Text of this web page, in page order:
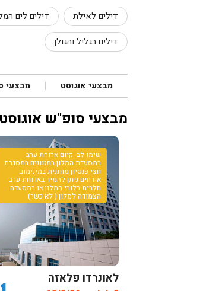
דילים לאילת דילים לים
דילים בגליל והגולן
מבצעי אוגוסט מבצעי
מבצעי סופ"ש אוגוסט
שימו לב- קיום ארוחת ערב
במסעדת המלון במזנונים במסגרת
חצי פנסיון מותנית במינימום
אורחים ניתן להמיר בארוחת ערב
חלבית בלובי המלון או במסעדה
הצמודה למלון ( לא כשר)
לאונרדו פלאזה